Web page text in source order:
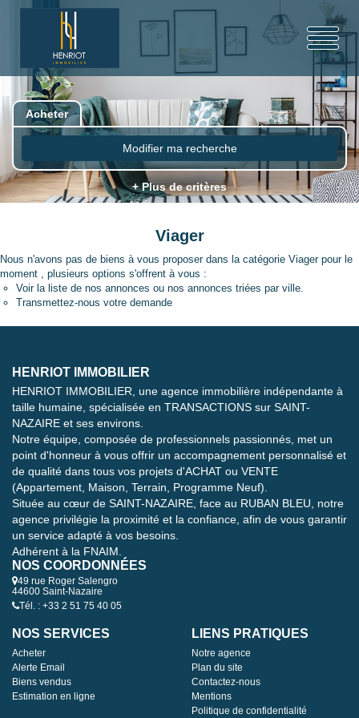
Acheter
Modifier ma recherche
+ Plus de critères
Viager
Nous n'avons pas de biens à vous proposer dans la catégorie Viager pour le
moment , plusieurs options s'offrent à vous :
Voir la liste de nos annonces ou nos annonces triées par ville.
Transmettez-nous votre demande
HENRIOT IMMOBILIER
HENRIOT IMMOBILIER, une agence immobilière indépendante à
taille humaine, spécialisée en TRANSACTIONS sur SAINT-
NAZAIRE et ses environs.
Notre équipe, composée de professionnels passionnés, met un
point d'honneur à vous offrir un accompagnement personnalisé et
de qualité dans tous vos projets d'ACHAT ou VENTE
(Appartement, Maison, Terrain, Programme Neuf).
Située au cœur de SAINT-NAZAIRE, face au RUBAN BLEU, notre
agence privilégie la proximité et la confiance, afin de vous garantir
un service adapté à vos besoins.
Adhérent à la FNAIM.
NOS COORDONNÉES
49 rue Roger Salengro
44600 Saint-Nazaire
Tél. : +33 2 51 75 40 05
NOS SERVICES
Acheter
Alerte Email
Biens vendus
Estimation en ligne
LIENS PRATIQUES
Notre agence
Plan du site
Contactez-nous
Mentions
Politique de confidentialité